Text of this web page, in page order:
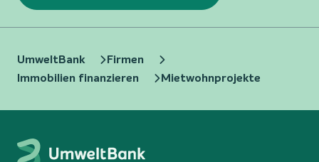
UmweltBank
Firmen
Immobilien finanzieren
Mietwohnprojekte